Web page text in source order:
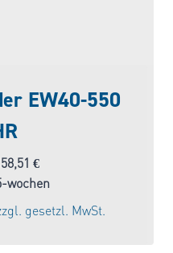
EW40-550
war:
186,48 €
€Aktueller
Preis
wochen
gesetzl. MwSt.